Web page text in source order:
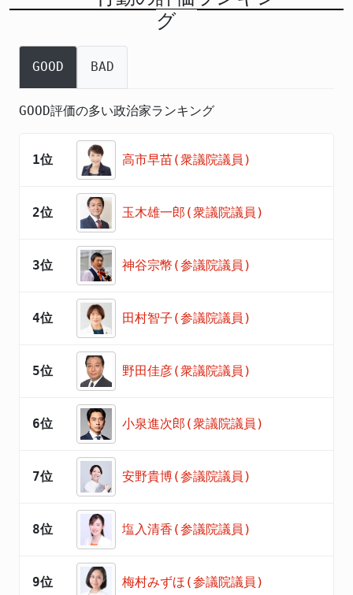
グ
GOOD BAD
GOOD評価の多い政治家ランキング
1位 高市早苗(衆議院議員)
2位 玉木雄一郎(衆議院議員)
3位 神谷宗幣(参議院議員)
4位 田村智子(参議院議員)
5位 野田佳彦(衆議院議員)
6位 小泉進次郎(衆議院議員)
7位 安野貴博(参議院議員)
8位 塩入清香(参議院議員)
9位 梅村みずほ(参議院議員)